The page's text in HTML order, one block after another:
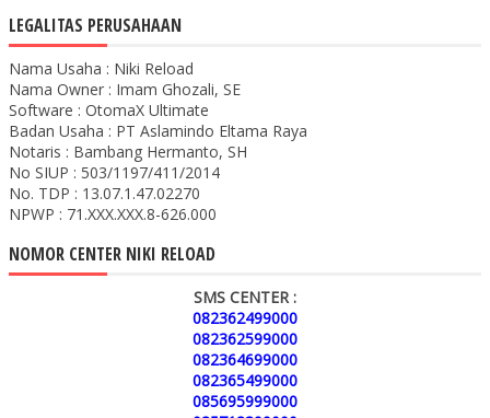
LEGALITAS PERUSAHAAN
Nama Usaha : Niki Reload
Nama Owner : Imam Ghozali, SE
Software : OtomaX Ultimate
Badan Usaha : PT Aslamindo Eltama Raya
Notaris : Bambang Hermanto, SH
No SIUP : 503/1197/411/2014
No. TDP : 13.07.1.47.02270
NPWP : 71.XXX.XXX.8-626.000
NOMOR CENTER NIKI RELOAD
SMS CENTER :
082362499000
082362599000
082364699000
082365499000
085695999000